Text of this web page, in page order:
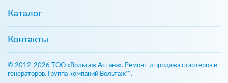
Каталог
Контакты
© 2012-2026 ТОО «Вольтаж Астана». Ремонт и продажа стартеров и
генераторов. Группа компаний Вольтаж™.